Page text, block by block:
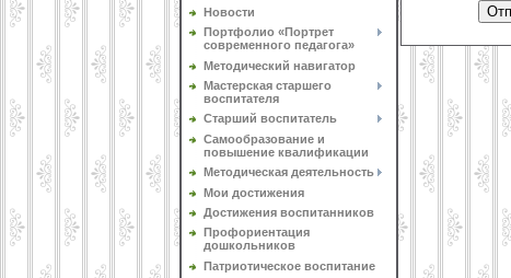
Новости
Портфолио «Портрет
современного педагога»
Методический навигатор
Мастерская старшего
воспитателя
Старший воспитатель
Самообразование и
повышение квалификации
Методическая деятельность
Мои достижения
Достижения воспитанников
Профориентация
дошкольников
Патриотическое воспитание